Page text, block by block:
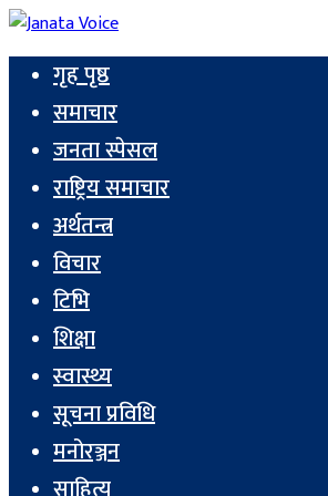
गृह पृष्ठ
समाचार
जनता स्पेसल
राष्ट्रिय समाचार
अर्थतन्त्र
विचार
टिभि
शिक्षा
स्वास्थ्य
सूचना प्रविधि
मनोरञ्जन